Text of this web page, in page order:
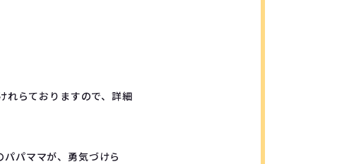
れらておりますので、詳細
パママが、勇気づけら